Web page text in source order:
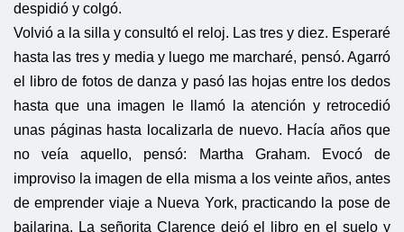
despidió y colgó.
Volvió a la silla y consultó el reloj. Las tres y diez. Esperaré
hasta las tres y media y luego me marcharé, pensó. Agarró
el libro de fotos de danza y pasó las hojas entre los dedos
hasta que una imagen le llamó la atención y retrocedió
unas páginas hasta localizarla de nuevo. Hacía años que
no veía aquello, pensó: Martha Graham. Evocó de
improviso la imagen de ella misma a los veinte años, antes
de emprender viaje a Nueva York, practicando la pose de
bailarina. La señorita Clarence dejó el libro en el suelo y